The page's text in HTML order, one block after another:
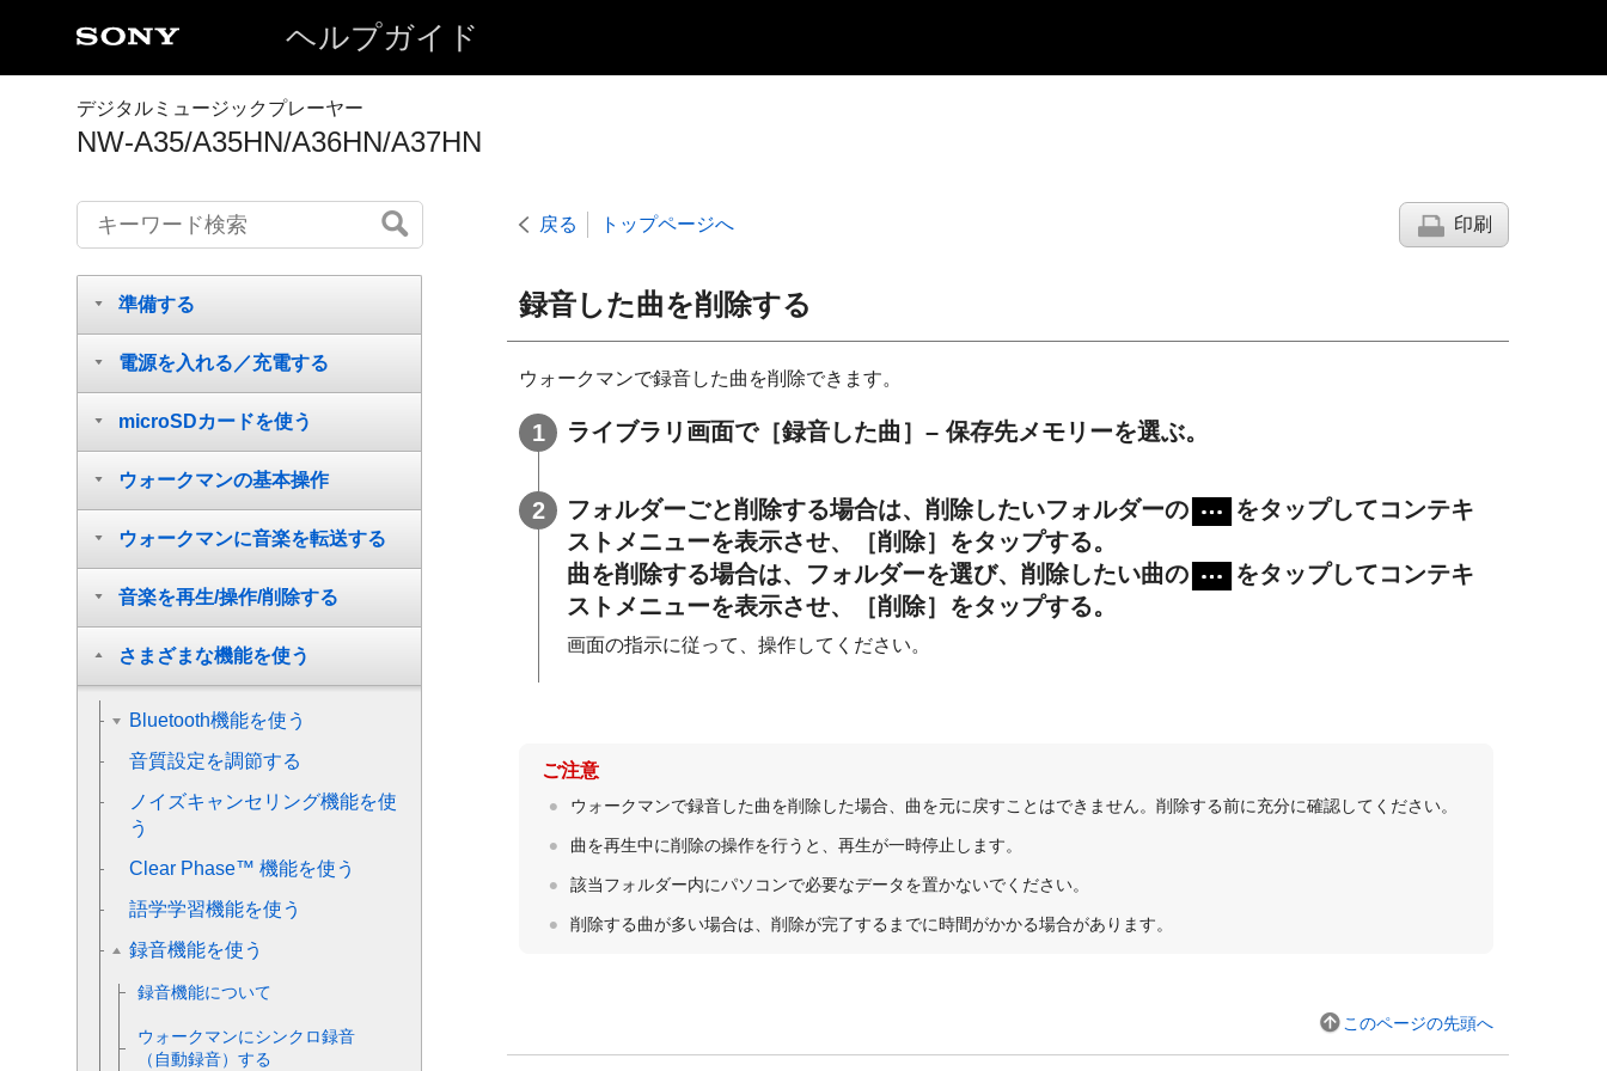
ヘルプガイド
デジタルミュージックプレーヤー
NW-A35/A35HN/A36HN/A37HN
戻る トップページへ 印刷
録音した曲を削除する
ウォークマンで録音した曲を削除できます。
ライブラリ画面で［録音した曲 ］– 保存先メモリーを選ぶ。
フォルダーごと削除する場合は、削除したいフォルダーの
をタップしてコンテキ
ストメニューを表示させ、［削除］をタップする。
曲を削除する場合は、フォルダーを選び、削除したい曲の
をタップしてコンテキ
ストメニューを表示させ、［削除］をタップする。
画面の指示に従って、操作してください。
ご注意
ウォークマンで録音した曲を削除した場合、曲を元に戻すことはできません。削除する前に充分に確認してください。
曲を再生中に削除の操作を行うと、再生が一時停止します。
該当フォルダー内にパソコンで必要なデータを置かないでください。
削除する曲が多い場合は、削除が完了するまでに時間がかかる場合があります。
このページの先頭へ
準備する
電源を入れる／充電する
microSDカードを使う
ウォークマンの基本操作
ウォークマンに音楽を転送する
音楽を再生/操作/削除する
さまざまな機能を使う
Bluetooth機能を使う
音質設定を調節する
ノイズキャンセリング機能を使
う
Clear Phase™ 機能を使う
語学学習機能を使う
録音機能を使う
録音機能について
ウォークマンにシンクロ録音
（自動録音）する